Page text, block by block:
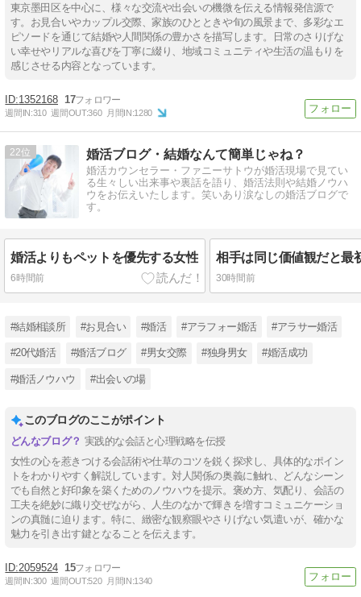
東京墨田区を中心に、様々な交流や出会いの機微を伝える情報発信源で
す。お見合いやカップル交際、家族のひとときや旬の風景まで、多彩なエ
ピソードを通じて結婚や人間関係の豊かさを描写します。日常のさりげな
い幸せやリアルな喜びを丁寧に綴り、地域コミュニティや生活の温もりを
感じさせる内容となっています。
1352168 17
週間IN:310 週間OUT:360 月間IN:1280
22 婚活ブログ・結婚なんて簡単じゃね？
婚活カウンセラー・ファニーサトウが婚活現場で見てい
る生々しい出来事や裏話を語り、婚活法則や結婚ノウハ
ウをお伝えいたします。笑いあり涙なしの婚活ブログで
す。
婚活よりもペットを優先する女性
6時間前 30時間前
#結婚相談所 #お見合い #婚活 #アラフォー婚活 #アラサー婚活
#20代婚活 #婚活ブログ #男女交際 #独身男女 #婚活成功
#婚活ノウハウ #出会いの場
このブログのここがポイント
実践的な会話と心理戦略を伝授
女性の心を惹きつける会話術や仕草のコツを鋭く探求し、具体的なポイン
トをわかりやすく解説しています。対人関係の奥義に触れ、どんなシーン
でも自然と好印象を築くためのノウハウを提示。褒め方、気配り、会話の
工夫を絶妙に織り交ぜながら、人生のなかで輝きを増すコミュニケーショ
ンの真髄に迫ります。特に、緻密な観察眼やさりげない気遣いが、確かな
魅力を引き出す鍵となることを伝えます。
2059524 15
週間IN:300 週間OUT:520 月間IN:1340